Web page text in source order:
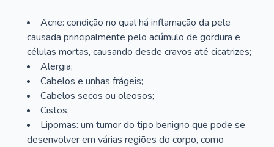
Acne: condição no qual há inflamação da pele
causada principalmente pelo acúmulo de gordura e
células mortas, causando desde cravos até cicatrizes;
Alergia;
Cabelos e unhas frágeis;
Cabelos secos ou oleosos;
Cistos;
Lipomas: um tumor do tipo benigno que pode se
desenvolver em várias regiões do corpo, como